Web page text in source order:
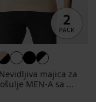
majica za
MEN-A sa ...